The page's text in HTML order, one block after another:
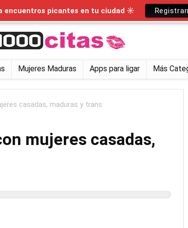
Mujeres Maduras Apps para ligar Más
casadas, maduras y trans
mujeres casadas,
encuentros picantes en tu ciudad ☀